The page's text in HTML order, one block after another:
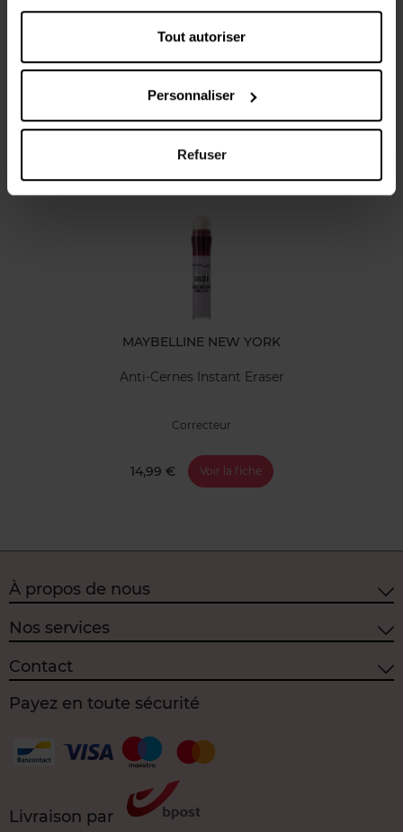
Tout autoriser
Personnaliser
Refuser
Caractéristiques
MAYBELLINE NEW YORK
Anti-Cernes Instant Eraser
Correcteur
14,99 € Voir la fiche
À propos de nous
Nos services
Contact
Payez en toute sécurité
Livraison par